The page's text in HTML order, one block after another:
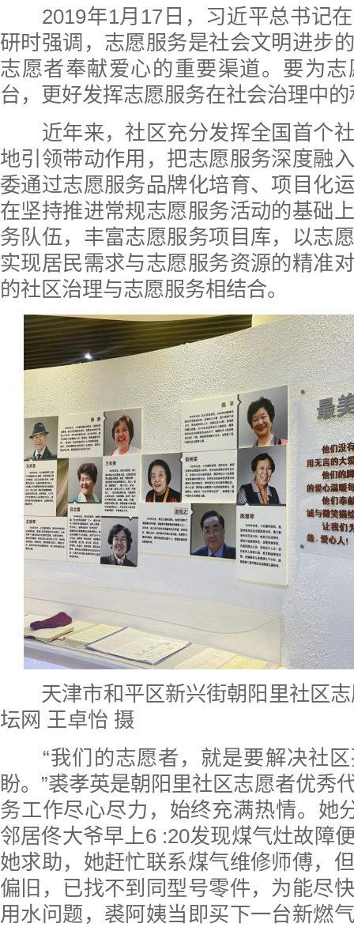
2019年1月17日，习近平总书记在
研时强调，志愿服务是社会文明进步
志愿者奉献爱心的重要渠道。要为
台，更好发挥志愿服务在社会治理中
近年来，社区充分发挥全国首个社
地引领带动作用，把志愿服务深度融
委通过志愿服务品牌化培育、项目化
在坚持推进常规志愿服务活动的基础
务队伍，丰富志愿服务项目库，以志
实现居民需求与志愿服务资源的精准
的社区治理与志愿服务相结合。
天津市和平区新兴街朝阳里社区
坛网 王卓怡 摄
“我们的志愿者，就是要解决社区
盼。”裘孝英是朝阳里社区志愿者优秀
务工作尽心尽力，始终充满热情。她
邻居佟大爷早上6 :20发现煤气灶故障
她求助，她赶忙联系煤气维修师傅，
偏旧，已找不到同型号零件，为能尽
用水问题，裘阿姨当即买下一台新燃